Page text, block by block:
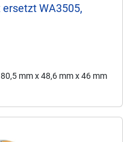
WA3505,
mm x 48,6 mm x 46 mm